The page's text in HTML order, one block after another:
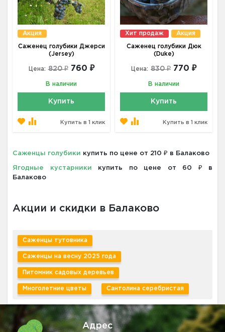
Акция
Саженец голубики Джерси
(Jersey)
Цена: 820 ₽ 760 ₽
В наличии
Купить
Купить в 1 клик
Хит продаж Акция
Саженец голубики Дюк
(Duke)
Цена: 830 ₽ 770 ₽
В наличии
Купить
Купить в 1 клик
Саженцы голубики купить по цене от 210 ₽ в Балаково
Ягодные кустарники купить по цене от 60 ₽ в
Балаково
Акции и скидки в Балаково
Саженцы тутовника
Саженцы на весну 2025 года
Питомник садовых деревьев
Многолетние цветы Сантолина серебристая
Адрес